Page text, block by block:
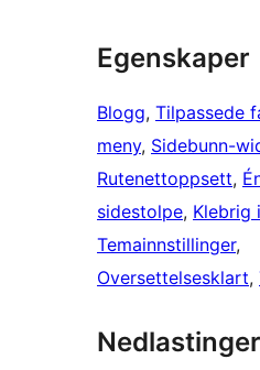
Egenskaper
Blogg, Tilpassede
meny, Sidebunn-
Rutenettoppsett,
sidestolpe, Klebrig
Temainnstillinger
Oversettelsesklart,